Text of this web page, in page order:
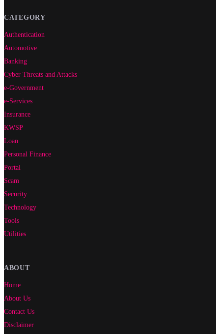
CATEGORY
Authentication
Automotive
Banking
Cyber Threats and Attacks
e-Government
e-Services
Insurance
KWSP
Loan
Personal Finance
Portal
Scam
Security
Technology
Tools
Utilities
ABOUT
Home
About Us
Contact Us
Disclaimer